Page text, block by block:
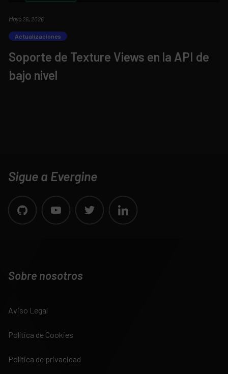
Mayo 26, 2026
Actualizaciones
Soporte de Texture Views en la API de
bajo nivel
Sigue a Evergine
Sobre nosotros
Aviso Legal
Política de Cookies
Política de privacidad